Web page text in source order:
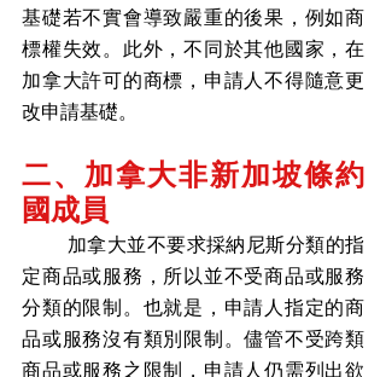
基礎若不實會導致嚴重的後果，例如商
標權失效。此外，不同於其他國家，在
加拿大許可的商標，申請人不得隨意更
改申請基礎。
二、加拿大非新加坡條約
國成員
加拿大並不要求採納尼斯分類的指
定商品或服務，所以並不受商品或服務
分類的限制。也就是，申請人指定的商
品或服務沒有類別限制。儘管不受跨類
商品或服務之限制，申請人仍需列出欲